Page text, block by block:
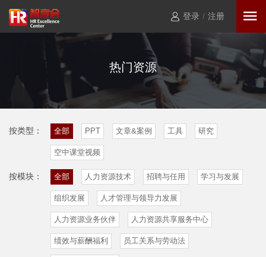
登录 / 注册
热门资源
按类型： 全部 PPT 文章&案例 工具 研究
空中课堂视频
按模块： 全部 人力资源技术 招聘与任用 学习与发展
组织发展 人才管理与领导力发展
人力资源业务伙伴 人力资源共享服务中心
绩效与薪酬福利 员工关系与劳动法